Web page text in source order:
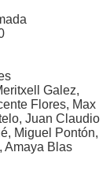
Galez,
Flores, Max
Juan Claudio
Miguel Pontón,
Amaya Blas